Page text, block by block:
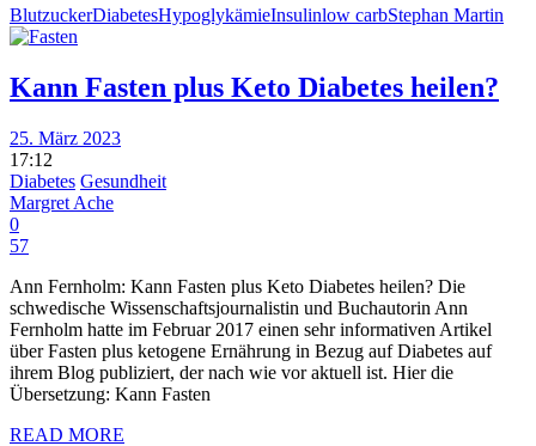
BlutzuckerDiabetesHypoglykämieInsulinlow carbStephan Martin
Kann Fasten plus Keto Diabetes heilen?
25. März 2023
17:12
Diabetes Gesundheit
Margret Ache
0
57
Ann Fernholm: Kann Fasten plus Keto Diabetes heilen? Die
schwedische Wissenschaftsjournalistin und Buchautorin Ann
Fernholm hatte im Februar 2017 einen sehr informativen Artikel
über Fasten plus ketogene Ernährung in Bezug auf Diabetes auf
ihrem Blog publiziert, der nach wie vor aktuell ist. Hier die
Übersetzung: Kann Fasten
READ MORE